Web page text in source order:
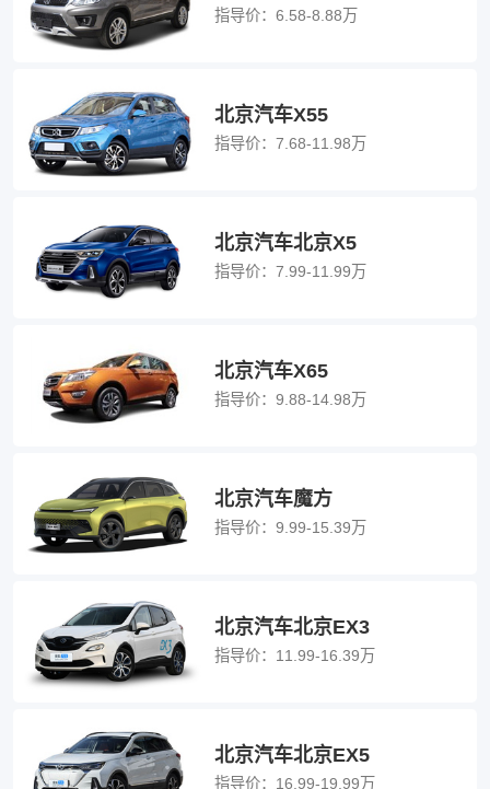
指导价： 6.58-8.88万
北京汽车X55
指导价： 7.68-11.98万
北京汽车北京X5
指导价： 7.99-11.99万
北京汽车X65
指导价： 9.88-14.98万
北京汽车魔方
指导价： 9.99-15.39万
北京汽车北京EX3
指导价： 11.99-16.39万
北京汽车北京EX5
指导价： 16.99-19.99万